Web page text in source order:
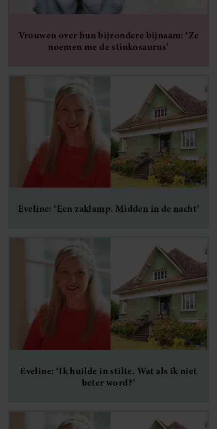
Vrouwen over hun bijzondere bijnaam: ‘Ze
noemen me de stinkosaurus’
Eveline: ‘Een zaklamp. Midden in de nacht’
Eveline: ‘Ik huilde in stilte. Wat als ik niet
beter word?’